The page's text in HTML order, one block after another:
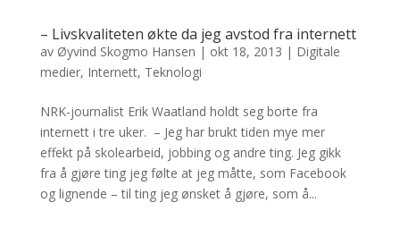
– Livskvaliteten økte da jeg avstod fra internett
av Øyvind Skogmo Hansen | okt 18, 2013 | Digitale
medier, Internett, Teknologi
NRK-journalist Erik Waatland holdt seg borte fra
internett i tre uker. – Jeg har brukt tiden mye mer
effekt på skolearbeid, jobbing og andre ting. Jeg gikk
fra å gjøre ting jeg følte at jeg måtte, som Facebook
og lignende – til ting jeg ønsket å gjøre, som å...